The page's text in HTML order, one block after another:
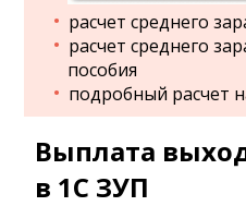
расчет среднего
расчет среднего
пособия
подробный расчет
Выплата
в 1С ЗУП